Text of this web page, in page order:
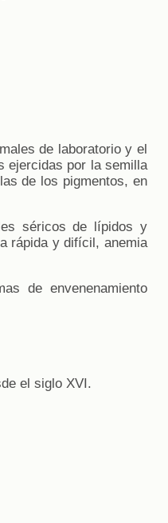
de laboratorio y el
ejercidas por la semilla
de los pigmentos, en
séricos de lípidos y
rápida y difícil, anemia
de envenenamiento
el siglo XVI.